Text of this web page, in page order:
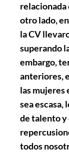
relacionada
otro lado,
la CV
superando
embargo,
anteriores,
las mujeres
sea escasa,
de talento y
todos